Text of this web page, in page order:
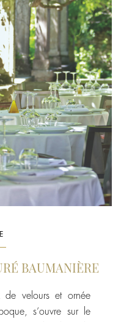
BAUMANIÈRE
de velours et ornée
s’ouvre sur le